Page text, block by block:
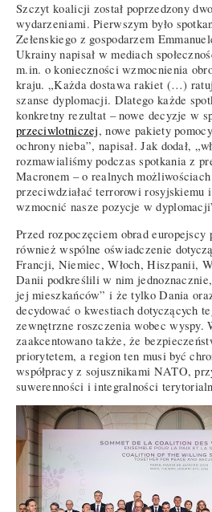
Szczyt koalicji został poprzedzony
wydarzeniami. Pierwszym było
Zełenskiego z gospodarzem
Ukrainy napisał w mediach
m.in. o konieczności wzmocnienia
kraju. „Każda dostawa rakiet (…)
szanse dyplomacji. Dlatego każde
konkretny rezultat – nowe decyzje w
przeciwlotniczej, nowe pakiety
ochrony nieba”, napisał. Jak dodał,
rozmawialiśmy podczas spotkania z
Macronem – o realnych
przeciwdziałać terrorowi rosyjskiemu
wzmocnić nasze pozycje w
Przed rozpoczęciem obrad
również wspólne oświadczenie
Francji, Niemiec, Włoch, Hiszpanii,
Danii podkreślili w nim
jej mieszkańców” i że tylko Dania
decydować o kwestiach dotyczących
zewnętrzne roszczenia wobec wyspy.
zaakcentowano także, że
priorytetem, a region ten musi być
współpracy z sojusznikami NATO,
suwerenności i integralności